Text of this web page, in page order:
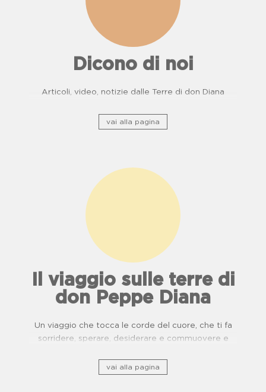
Dicono di noi
Articoli, video, notizie dalle Terre di don Diana
vai alla pagina
Il viaggio sulle terre di
don Peppe Diana
Un viaggio che tocca le corde del cuore, che ti fa
sorridere, sperare, desiderare e commuovere e
di usanze, cucina e buone pratiche.
vai alla pagina